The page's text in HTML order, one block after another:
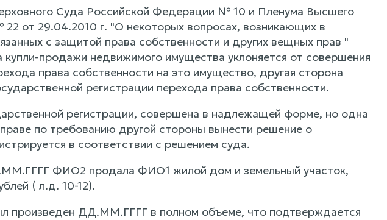
Суда Российской Федерации № 10 и Пленума Высшего
от 29.04.2010 г. "О некоторых вопросах, возникающих в
с защитой права собственности и других вещных прав "
продажи недвижимого имущества уклоняется от совершения
права собственности на это имущество, другая сторона
регистрации перехода права собственности.
регистрации, совершена в надлежащей форме, но одна
по требованию другой стороны вынести решение о
в соответствии с решением суда.
ФИО2 продала ФИО1 жилой дом и земельный участок,
( л.д. 10-12).
произведен ДД.ММ.ГГГГ в полном объеме, что подтверждается